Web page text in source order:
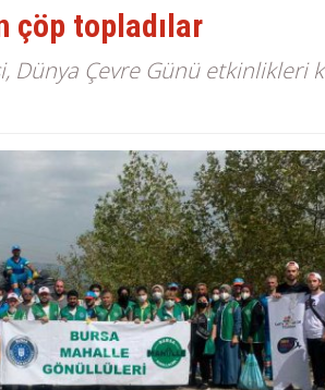
çöp topladılar
Dünya Çevre Günü etkinlikleri